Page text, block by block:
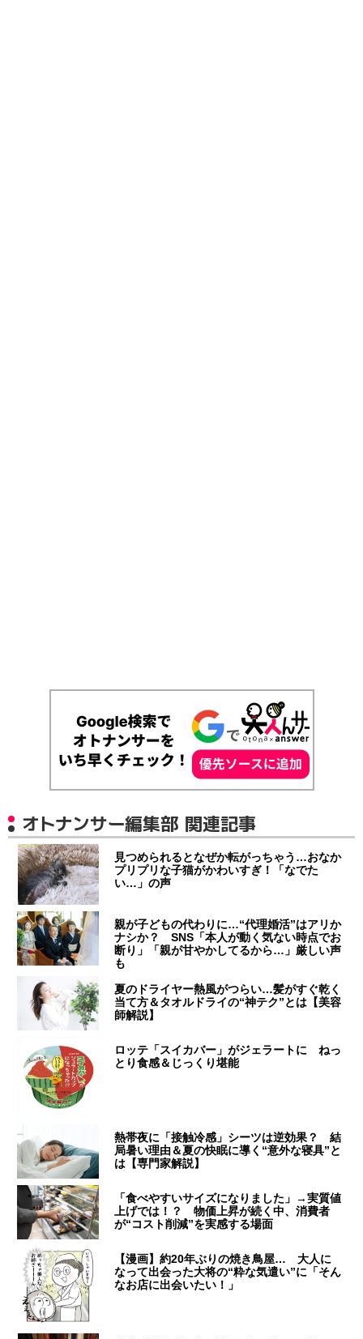
オトナンサー編集部 関連記事
見つめられるとなぜか転がっちゃう…おなか
プリプリな子猫がかわいすぎ！「なでた
い…」の声
親が子どもの代わりに…“代理婚活”はアリか
ナシか？ SNS「本人が動く気ない時点でお
断り」「親が甘やかしてるから…」厳しい声
も
夏のドライヤー熱風がつらい…髪がすぐ乾く
当て方＆タオルドライの“神テク”とは【美容
師解説】
ロッテ「スイカバー」がジェラートに ねっ
とり食感＆じっくり堪能
熱帯夜に「接触冷感」シーツは逆効果？ 結
局暑い理由＆夏の快眠に導く“意外な寝具”と
は【専門家解説】
「食べやすいサイズになりました」→実質値
上げでは！？ 物価上昇が続く中、消費者
が“コスト削減”を実感する場面
【漫画】約20年ぶりの焼き鳥屋… 大人に
なって出会った大将の“粋な気遣い”に「そん
なお店に出会いたい！」